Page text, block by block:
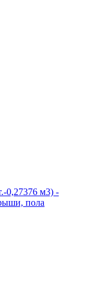
м3) -
пола